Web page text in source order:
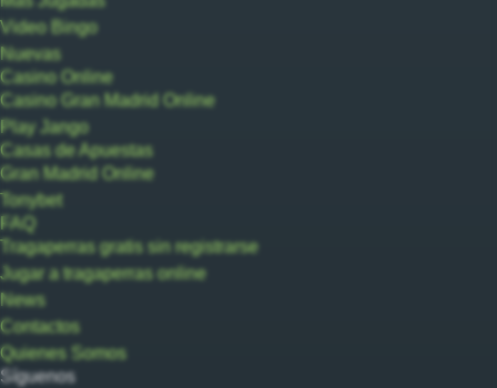
Video Bingo
Nuevas
Casino Online
Casino Gran Madrid Online
Play Jango
Casas de Apuestas
Gran Madrid Online
Tonybet
FAQ
Tragaperras gratis sin registrarse
Jugar a tragaperras online
News
Contactos
Quienes Somos
Síguenos